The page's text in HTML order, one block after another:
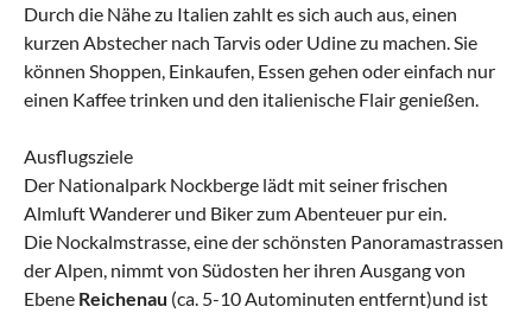
Durch die Nähe zu Italien zahlt es sich auch aus, einen
kurzen Abstecher nach Tarvis oder Udine zu machen. Sie
können Shoppen, Einkaufen, Essen gehen oder einfach nur
einen Kaffee trinken und den italienische Flair genießen.
Ausflugsziele
Der Nationalpark Nockberge lädt mit seiner frischen
Almluft Wanderer und Biker zum Abenteuer pur ein.
Die Nockalmstrasse, eine der schönsten Panoramastrassen
der Alpen, nimmt von Südosten her ihren Ausgang von
Ebene Reichenau (ca. 5-10 Autominuten entfernt)und ist